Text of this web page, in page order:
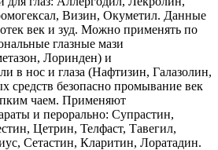
Визин, Окуметил. Данные
век и зуд. Можно применять по
глазные мази
Лоринден) и
в нос и глаза (Нафтизин, Галазолин,
средств безопасно промывание век
чаем. Применяют
и перорально: Супрастин,
Цетрин, Телфаст, Тавегил,
Сетастин, Кларитин, Лоратадин.